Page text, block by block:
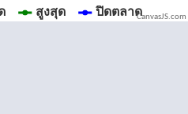
CanvasJS.com